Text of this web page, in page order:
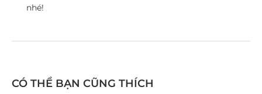
nhé!
CÓ THỂ BẠN CŨNG THÍCH